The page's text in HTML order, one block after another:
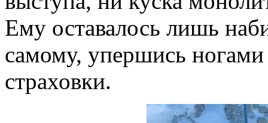
Ему оставалось лишь
самому, упершись ногами
страховки.